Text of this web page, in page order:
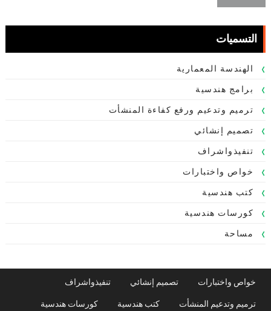
التسميات
الهندسة المعمارية
برامج هندسية
ترميم وتدعيم ورفع كفاءة المنشأت
تصميم إنشائي
تنفيذواشراف
خواص واختبارات
كتب هندسية
كورسات هندسية
مساحة
خواص واختبارات تصميم إنشائي تنفيذواشراف
ترميم وتدعيم المنشأت كتب هندسية كورسات هندسية